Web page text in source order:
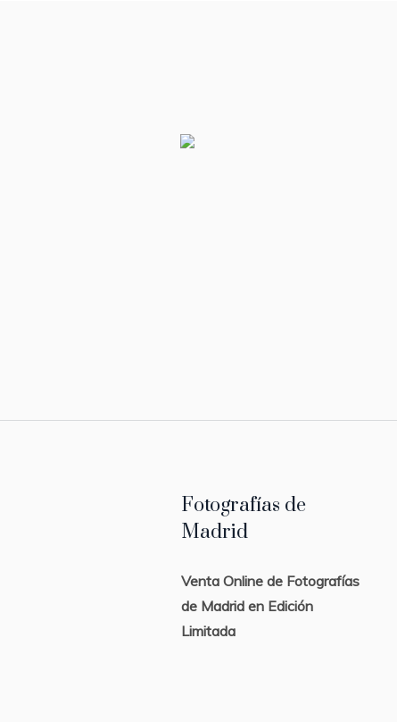
Fotografías de
Madrid
Venta Online de Fotografías
de Madrid en Edición
Limitada